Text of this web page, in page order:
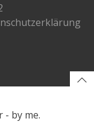
- by me.